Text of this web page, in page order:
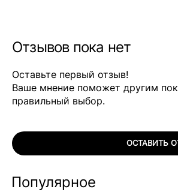
Отзывов пока нет
Оставьте первый отзыв!
Ваше мнение поможет другим
правильный выбор.
ОСТАВИТЬ
Популярное